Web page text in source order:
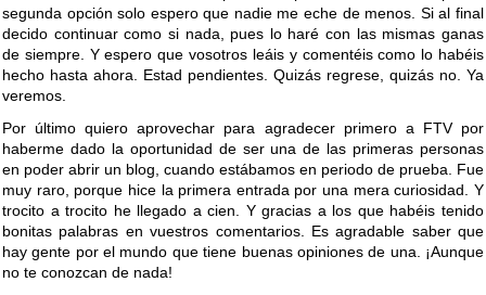
segunda opción solo espero que nadie me eche de menos. Si al final
decido continuar como si nada, pues lo haré con las mismas ganas
de siempre. Y espero que vosotros leáis y comentéis como lo habéis
hecho hasta ahora. Estad pendientes. Quizás regrese, quizás no. Ya
veremos.
Por último quiero aprovechar para agradecer primero a FTV por
haberme dado la oportunidad de ser una de las primeras personas
en poder abrir un blog, cuando estábamos en periodo de prueba. Fue
muy raro, porque hice la primera entrada por una mera curiosidad. Y
trocito a trocito he llegado a cien. Y gracias a los que habéis tenido
bonitas palabras en vuestros comentarios. Es agradable saber que
hay gente por el mundo que tiene buenas opiniones de una. ¡Aunque
no te conozcan de nada!